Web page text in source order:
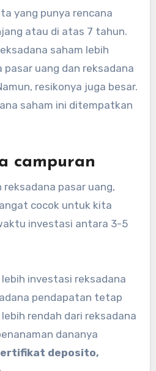
yang punya rencana
atau di atas 7 tahun.
saham lebih
pasar uang dan reksadana
resikonya juga besar.
saham ini ditempatkan
campuran
reksadana pasar uang,
cocok untuk kita
investasi antara 3-5
investasi reksadana
pendapatan tetap
rendah dari reksadana
dananya
deposito,